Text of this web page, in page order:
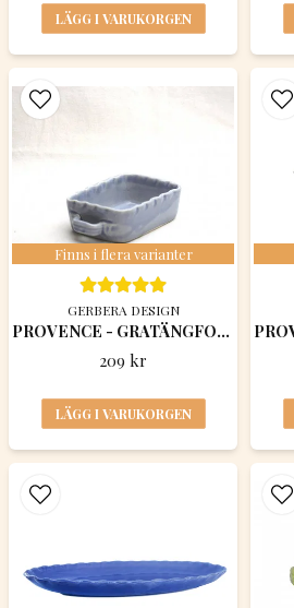
Skicka fråga
LÄGG I VARUKORGEN
Finns i flera varianter
GERBERA DESIGN
PROVENCE - GRATÄNGFORM / Lilla smörbyttan
209 kr
LÄGG I VARUKORGEN